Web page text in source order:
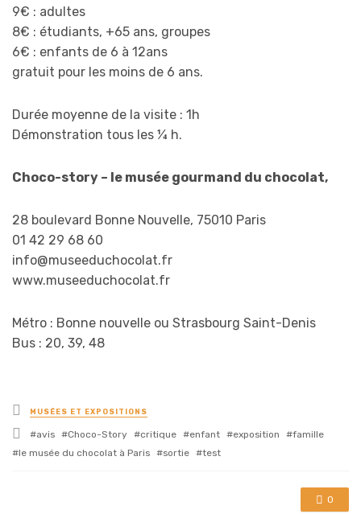
9€ : adultes
8€ : étudiants, +65 ans, groupes
6€ : enfants de 6 à 12ans
gratuit pour les moins de 6 ans.
Durée moyenne de la visite : 1h
Démonstration tous les ¼ h.
Choco-story – le musée gourmand du chocolat,
28 boulevard Bonne Nouvelle, 75010 Paris
01 42 29 68 60
info@museeduchocolat.fr
www.museeduchocolat.fr
Métro : Bonne nouvelle ou Strasbourg Saint-Denis
Bus : 20, 39, 48
Posted
in
MUSÉES ET EXPOSITIONS
Tagged
avis Choco-Story critique enfant exposition
famille
le musée du chocolat à Paris
sortie test
0